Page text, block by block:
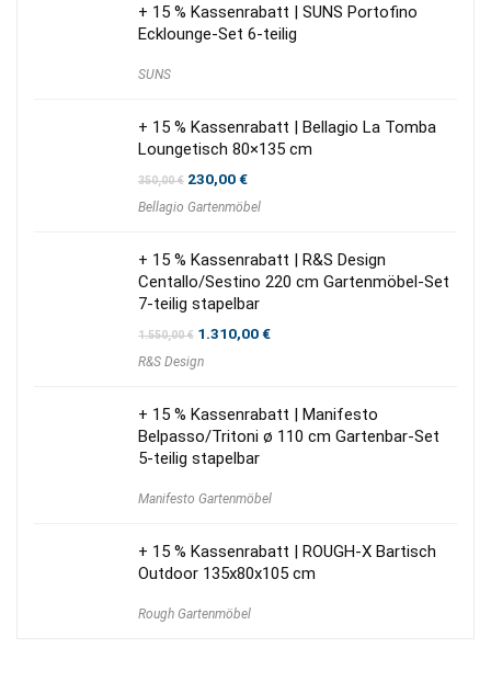
+ 15 % Kassenrabatt | SUNS Portofino
Ecklounge-Set 6-teilig
SUNS
+ 15 % Kassenrabatt | Bellagio La Tomba
Loungetisch 80×135 cm
350,00€ Ursprünglicher
war:
230,00€Aktueller
ist:
Bellagio Gartenmöbel
+ 15 % Kassenrabatt | R&S Design
Centallo/Sestino 220 cm Gartenmöbel-Set
7-teilig stapelbar
1.550,00€ Ursprünglicher
war:
1.310,00€Aktueller
R&S Design
+ 15 % Kassenrabatt | Manifesto
Belpasso/Tritoni ø 110 cm Gartenbar-Set
5-teilig stapelbar
Manifesto Gartenmöbel
+ 15 % Kassenrabatt | ROUGH-X Bartisch
Outdoor 135x80x105 cm
Rough Gartenmöbel